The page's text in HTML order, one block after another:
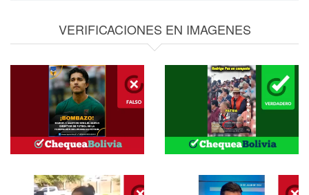
VERIFICACIONES EN IMAGENES